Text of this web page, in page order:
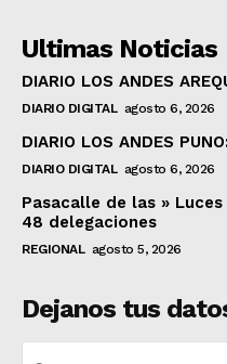
Ultimas Noticias
DIARIO LOS ANDES
DIARIO DIGITAL agosto 6, 2026
DIARIO LOS ANDES
DIARIO DIGITAL agosto 6, 2026
Pasacalle de las »
48 delegaciones
REGIONAL agosto 5, 2026
Dejanos tus